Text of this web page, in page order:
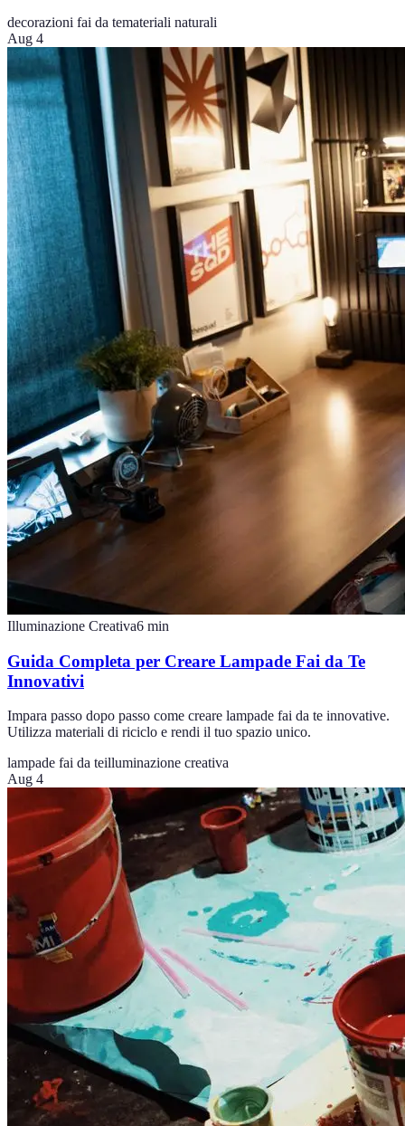
decorazioni fai da temateriali naturali
Aug 4
Illuminazione Creativa6 min
Guida Completa per Creare Lampade Fai da Te
Innovativi
Impara passo dopo passo come creare lampade fai da te innovative.
Utilizza materiali di riciclo e rendi il tuo spazio unico.
lampade fai da teilluminazione creativa
Aug 4